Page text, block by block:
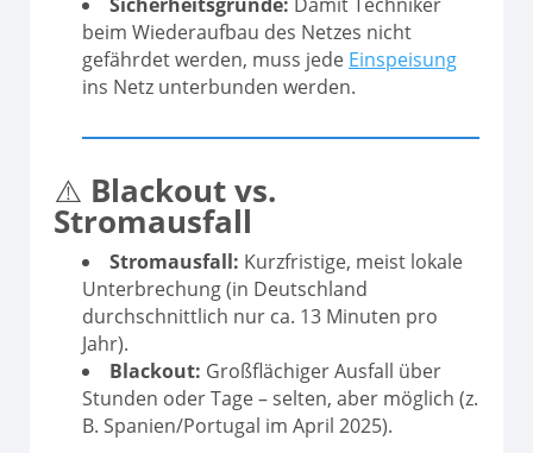
beim Wiederaufbau des Netzes nicht
gefährdet werden, muss jede Einspeisung
ins Netz unterbunden werden.
⚠️ Blackout vs.
Stromausfall
Stromausfall: Kurzfristige, meist lokale
Unterbrechung (in Deutschland
durchschnittlich nur ca. 13 Minuten pro
Jahr).
Blackout: Großflächiger Ausfall über
Stunden oder Tage – selten, aber möglich (z.
B. Spanien/Portugal im April 2025).